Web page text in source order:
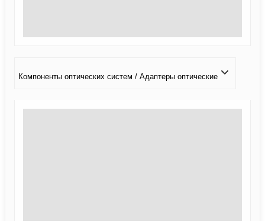
Компоненты оптических систем / Адаптеры оптические